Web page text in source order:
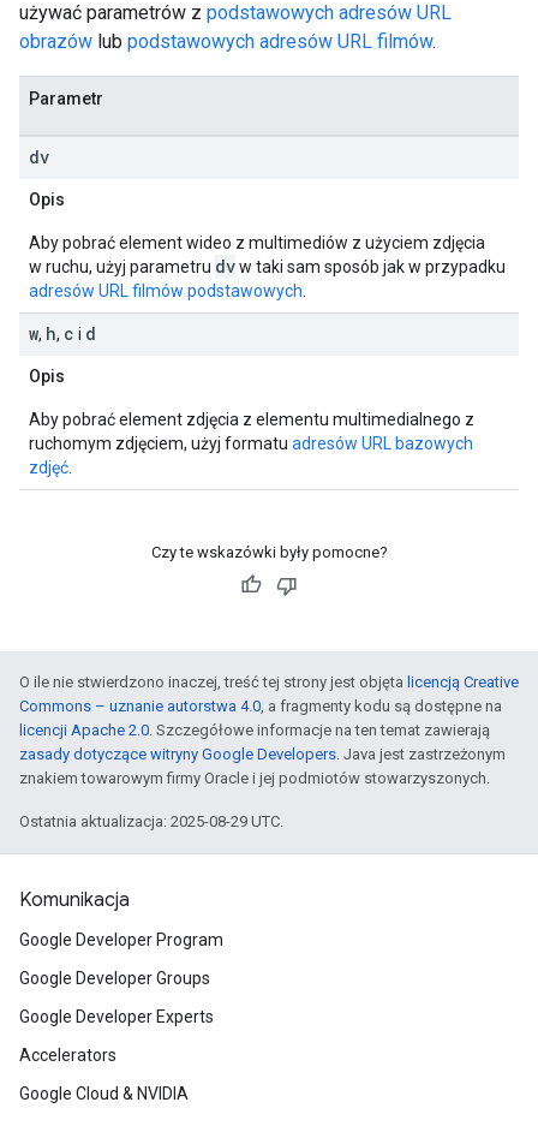
używać parametrów z podstawowych adresów URL
obrazów lub podstawowych adresów URL filmów.
Parametr
dv
Opis
Aby pobrać element wideo z multimediów z użyciem zdjęcia
w ruchu, użyj parametru dvw taki sam sposób jak w przypadku
adresów URL filmów podstawowych
w, h, c i d
Opis
Aby pobrać element zdjęcia z elementu multimedialnego z
ruchomym zdjęciem, użyj formatu adresów URL bazowych
zdjęć
Czy te wskazówki były pomocne?
O ile nie stwierdzono inaczej, treść tej strony jest objęta licencją Creative
Commons – uznanie autorstwa 4.0, a fragmenty kodu są dostępne na
licencji Apache 2.0. Szczegółowe informacje na ten temat zawierają
zasady dotyczące witryny Google Developers. Java jest zastrzeżonym
znakiem towarowym firmy Oracle i jej podmiotów stowarzyszonych.
Ostatnia aktualizacja: 2025-08-29 UTC.
Komunikacja
Google Developer Program
Google Developer Groups
Google Developer Experts
Accelerators
Google Cloud & NVIDIA